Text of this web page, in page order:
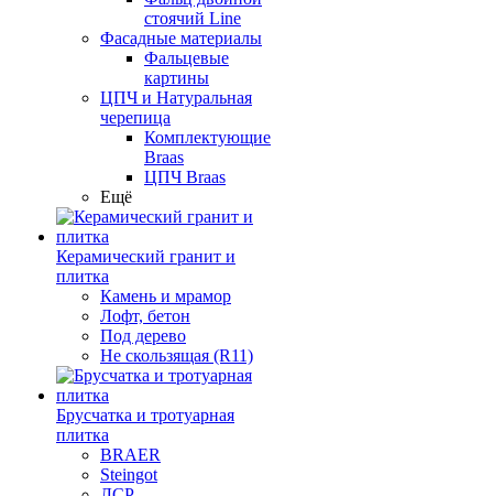
стоячий Line
Фасадные материалы
Фальцевые
картины
ЦПЧ и Натуральная
черепица
Комплектующие
Braas
ЦПЧ Braas
Ещё
Керамический гранит и
плитка
Камень и мрамор
Лофт, бетон
Под дерево
Не скользящая (R11)
Брусчатка и тротуарная
плитка
BRAER
Steingot